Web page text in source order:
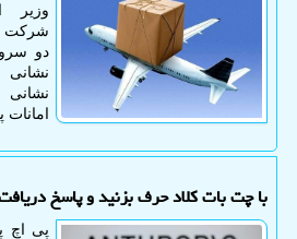
وزیر
شرکت
دو
با چت بات کلاد حرف بزنید و پاسخ
پی اچ